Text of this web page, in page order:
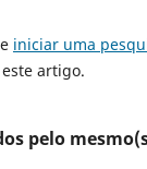
iniciar uma
artigo.
pelo